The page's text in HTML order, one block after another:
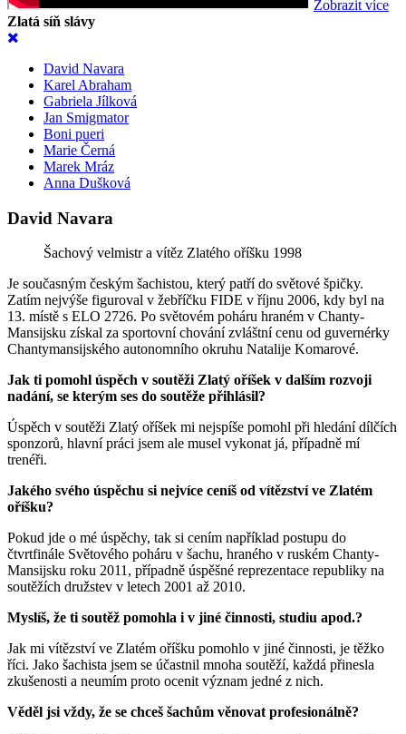
Zobrazit více
Zlatá síň slávy
David Navara
Karel Abraham
Gabriela Jílková
Jan Smigmator
Boni pueri
Marie Černá
Marek Mráz
Anna Dušková
David Navara
Šachový velmistr a vítěz Zlatého oříšku 1998
Je současným českým šachistou, který patří do světové špičky.
Zatím nejvýše figuroval v žebříčku FIDE v říjnu 2006, kdy byl na
13. místě s ELO 2726. Po světovém poháru hraném v Chanty-
Mansijsku získal za sportovní chování zvláštní cenu od guvernérky
Chantymansijského autonomního okruhu Natalije Komarové.
Jak ti pomohl úspěch v soutěži Zlatý oříšek v dalším rozvoji
nadání, se kterým ses do soutěže přihlásil?
Úspěch v soutěži Zlatý oříšek mi nejspíše pomohl při hledání dílčích
sponzorů, hlavní práci jsem ale musel vykonat já, případně mí
trenéři.
Jakého svého úspěchu si nejvíce ceníš od vítězství ve Zlatém
oříšku?
Pokud jde o mé úspěchy, tak si cením například postupu do
čtvrtfinále Světového poháru v šachu, hraného v ruském Chanty-
Mansijsku roku 2011, případně úspěšné reprezentace republiky na
soutěžích družstev v letech 2001 až 2010.
Myslíš, že ti soutěž pomohla i v jiné činnosti, studiu apod.?
Jak mi vítězství ve Zlatém oříšku pomohlo v jiné činnosti, je těžko
říci. Jako šachista jsem se účastnil mnoha soutěží, každá přinesla
zkušenosti a neumím proto ocenit význam jedné z nich.
Věděl jsi vždy, že se chceš šachům věnovat profesionálně?